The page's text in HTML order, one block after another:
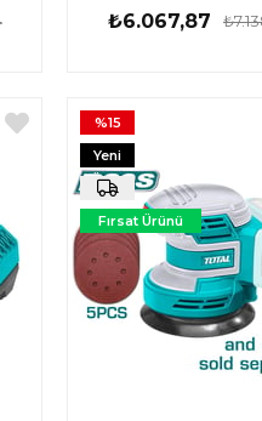
₺6.067,87
%15
Yeni
Ürün
Fırsat Ürünü